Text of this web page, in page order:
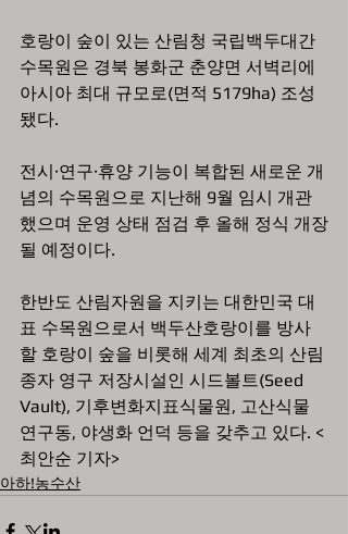
호랑이 숲이 있는 산림청 국립백두대간
수목원은 경북 봉화군 춘양면 서벽리에
아시아 최대 규모로(면적 5179ha) 조성
됐다.
전시·연구·휴양 기능이 복합된 새로운 개
념의 수목원으로 지난해 9월 임시 개관
했으며 운영 상태 점검 후 올해 정식 개장
될 예정이다.
한반도 산림자원을 지키는 대한민국 대
표 수목원으로서 백두산호랑이를 방사
할 호랑이 숲을 비롯해 세계 최초의 산림
종자 영구 저장시설인 시드볼트(Seed
Vault), 기후변화지표식물원, 고산식물
연구동, 야생화 언덕 등을 갖추고 있다. <
최안순 기자>
아하!농수산